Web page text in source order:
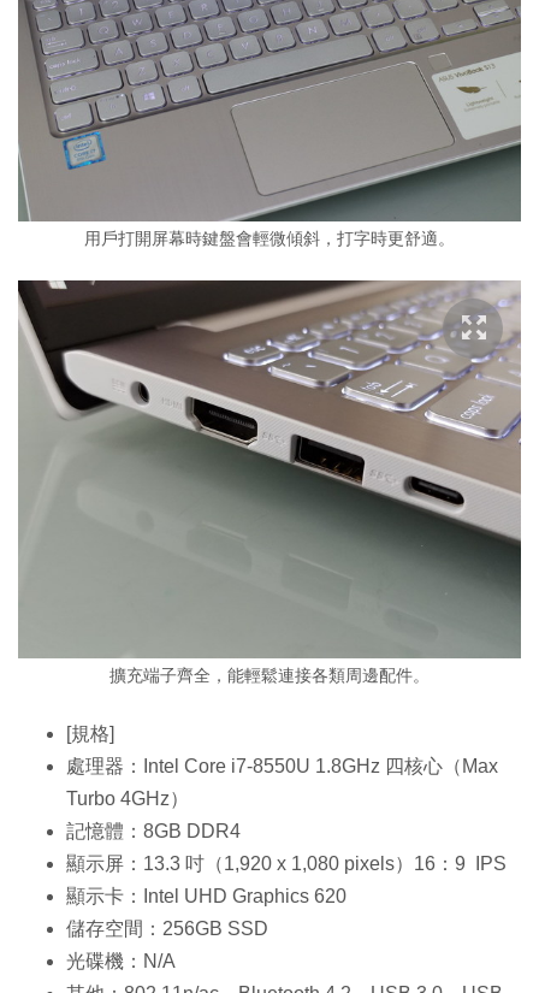
用戶打開屏幕時鍵盤會輕微傾斜，打字時更舒適。
擴充端子齊全，能輕鬆連接各類周邊配件。
[規格]
處理器：Intel Core i7-8550U 1.8GHz 四核心（Max
Turbo 4GHz）
記憶體：8GB DDR4
顯示屏：13.3 吋（1,920 x 1,080 pixels）16：9 IPS
顯示卡：Intel UHD Graphics 620
儲存空間：256GB SSD
光碟機：N/A